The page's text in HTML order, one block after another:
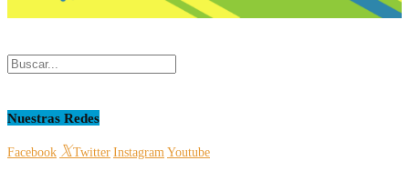
Nuestras Redes
Facebook Twitter Instagram Youtube